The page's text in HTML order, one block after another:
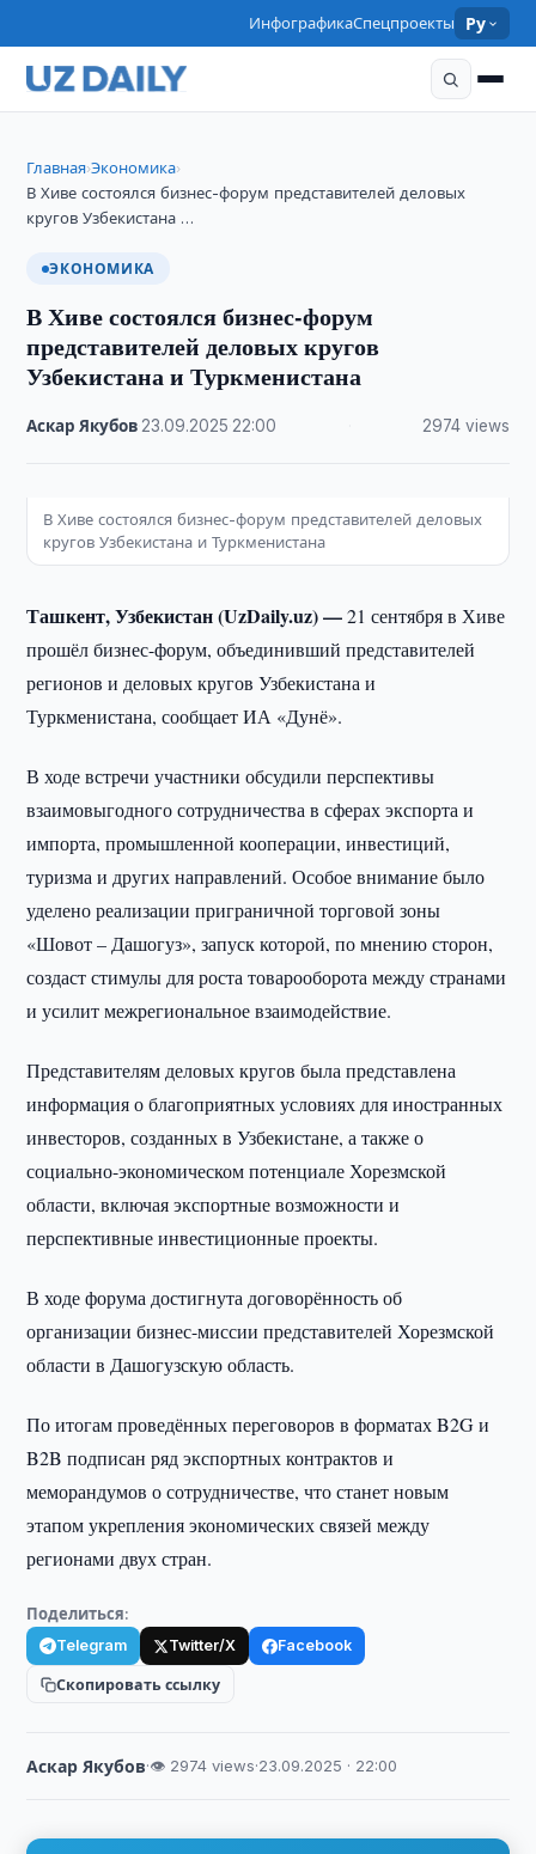
ИнфографикаСпецпроекты Ру
Главная›Экономика›
В Хиве состоялся бизнес-форум представителей деловых
кругов Узбекистана …
ЭКОНОМИКА
В Хиве состоялся бизнес-форум
представителей деловых кругов
Узбекистана и Туркменистана
Аскар Якубов 23.09.2025 22:00 2974 views
В Хиве состоялся бизнес-форум представителей деловых
кругов Узбекистана и Туркменистана
Ташкент, Узбекистан (UzDaily.uz) —21 сентября в Хиве
прошёл бизнес-форум, объединивший представителей
регионов и деловых кругов Узбекистана и
Туркменистана, сообщает ИА «Дунё».
В ходе встречи участники обсудили перспективы
взаимовыгодного сотрудничества в сферах экспорта и
импорта, промышленной кооперации, инвестиций,
туризма и других направлений. Особое внимание было
уделено реализации приграничной торговой зоны
«Шовот – Дашогуз», запуск которой, по мнению сторон,
создаст стимулы для роста товарооборота между странами
и усилит межрегиональное взаимодействие.
Представителям деловых кругов была представлена
информация о благоприятных условиях для иностранных
инвесторов, созданных в Узбекистане, а также о
социально-экономическом потенциале Хорезмской
области, включая экспортные возможности и
перспективные инвестиционные проекты.
В ходе форума достигнута договорённость об
организации бизнес-миссии представителей Хорезмской
области в Дашогузскую область.
По итогам проведённых переговоров в форматах B2G и
B2B подписан ряд экспортных контрактов и
меморандумов о сотрудничестве, что станет новым
этапом укрепления экономических связей между
регионами двух стран.
Поделиться:
Telegram Twitter/X Facebook
Скопировать ссылку
Аскар Якубов·👁 2974 views·23.09.2025 · 22:00